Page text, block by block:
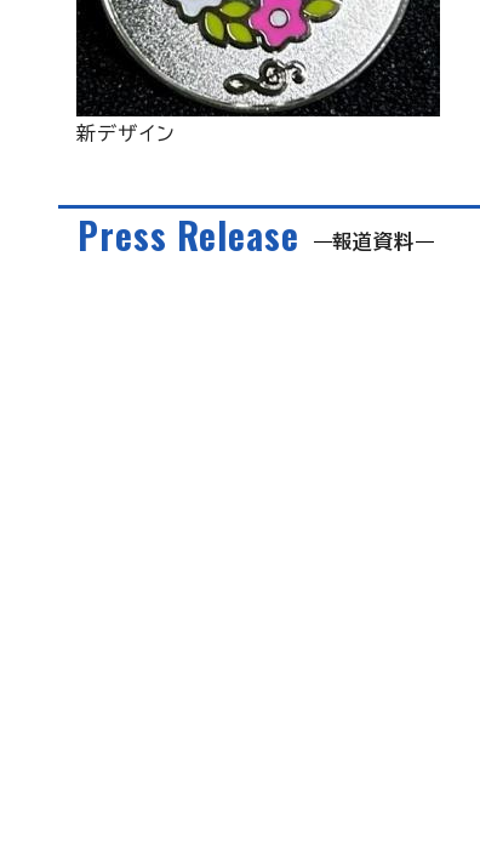
新デザイン
Press Release 報道資料